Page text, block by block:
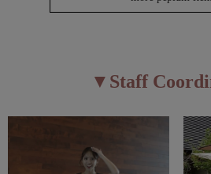
▼Staff